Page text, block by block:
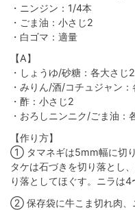
・ニンジン：1/4本
・ごま油：小さじ2
・白ゴマ：適量
【A】
・しょうゆ/砂糖：各大さじ2
・みりん/酒/コチュジャン
・酢：小さじ2
・おろしニンニク/ごま油：
【作り方】
① タマネギは5mm幅に切り
タケは石づきを切り落とし
り落としてほぐす。ニラは4
② 保存袋に牛こま切れ肉、